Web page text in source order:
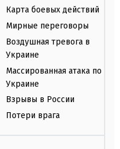
Карта боевых действий
Мирные переговоры
Воздушная тревога в
Украине
Массированная атака по
Украине
Взрывы в России
Потери врага